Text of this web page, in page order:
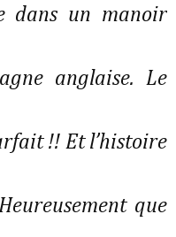
dans un manoir
anglaise. Le
!! Et l’histoire
que